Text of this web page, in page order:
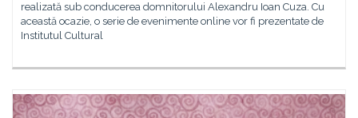
realizată sub conducerea domnitorului Alexandru Ioan Cuza. Cu
această ocazie, o serie de evenimente online vor fi prezentate de
Institutul Cultural